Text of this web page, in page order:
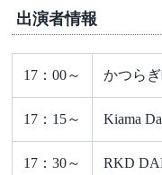
出演者情報
17：00～ かつら
17：15～ Kiama
17：30～ RKD